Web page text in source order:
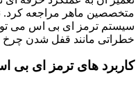
متخصصین ماهر مراجعه کرد.
سیستم ترمز ای بی اس می
خطراتی مانند قفل شدن چرخ
کاربرد های ترمز ای بی